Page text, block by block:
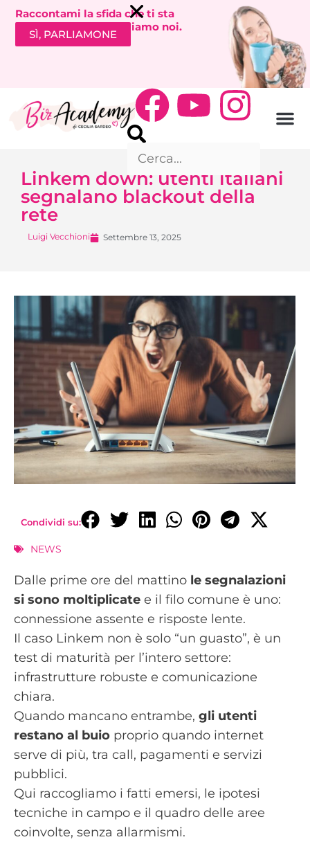
Raccontami la sfida che ti sta
bloccando. Ti richiamiamo noi.
SÌ, PARLIAMONE
Linkem down: utenti italiani
segnalano blackout della
rete
Luigi Vecchioni Settembre 13, 2025
Condividi su:
NEWS
Dalle prime ore del mattino le segnalazioni
si sono moltiplicate e il filo comune è uno:
connessione assente e risposte lente.
Il caso Linkem non è solo “un guasto”, è un
test di maturità per l’intero settore:
infrastrutture robuste e comunicazione
chiara.
Quando mancano entrambe, gli utenti
restano al buio proprio quando internet
serve di più, tra call, pagamenti e servizi
pubblici.
Qui raccogliamo i fatti emersi, le ipotesi
tecniche in campo e il quadro delle aree
coinvolte, senza allarmismi.